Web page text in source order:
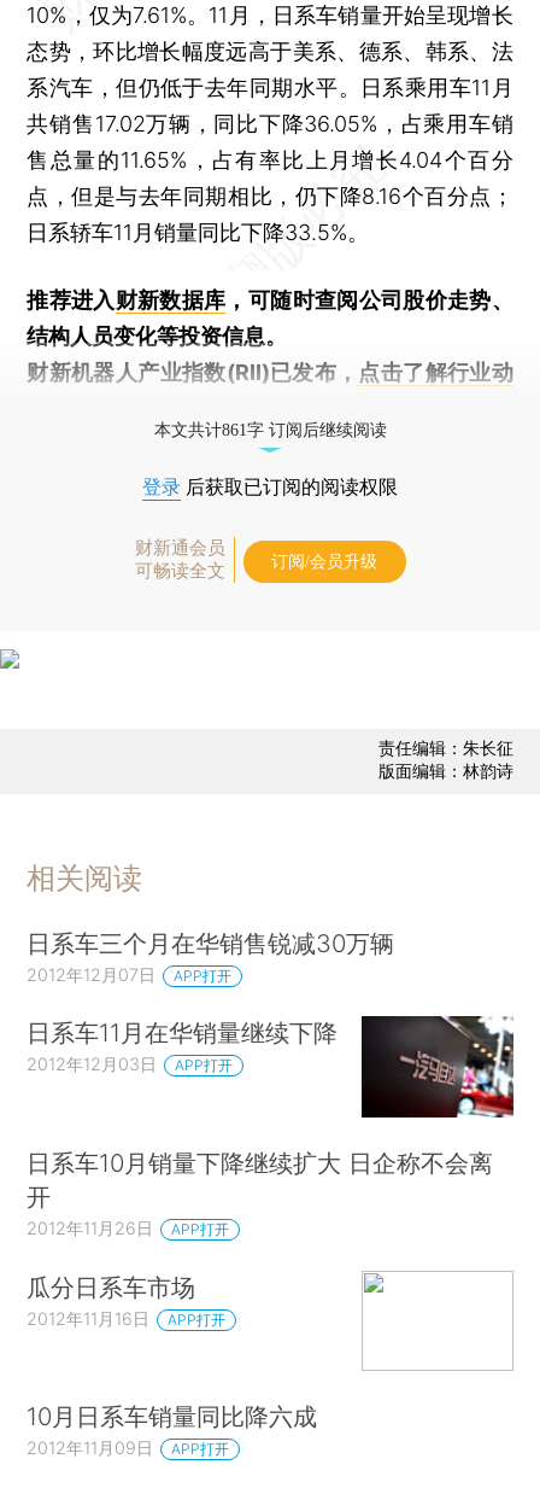
10%，仅为7.61%。11月，日系车销量开始呈现增长
态势，环比增长幅度远高于美系、德系、韩系、法
系汽车，但仍低于去年同期水平。日系乘用车11月
共销售17.02万辆，同比下降36.05%，占乘用车销
售总量的11.65%，占有率比上月增长4.04个百分
点，但是与去年同期相比，仍下降8.16个百分点；
日系轿车11月销量同比下降33.5%。
推荐进入财新数据库 ，可随时查阅公司股价走势、
结构人员变化等投资信息。
财新机器人产业指数(RII)已发布， 点击了解行业动
本文共计861字 订阅后继续阅读
登录 后获取已订阅的阅读权限
财新通会员
可畅读全文
订阅/会员升级
责任编辑：朱长征
版面编辑：林韵诗
相关阅读
日系车三个月在华销售锐减30万辆
2012年12月07日 APP打开
日系车11月在华销量继续下降
2012年12月03日 APP打开
日系车10月销量下降继续扩大 日企称不会离
开
2012年11月26日 APP打开
瓜分日系车市场
2012年11月16日 APP打开
10月日系车销量同比降六成
2012年11月09日 APP打开